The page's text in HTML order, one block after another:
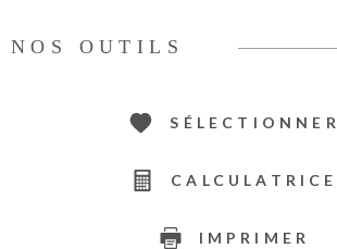
NOS OUTILS
SÉLECTIONNER
CALCULATRICE
IMPRIMER